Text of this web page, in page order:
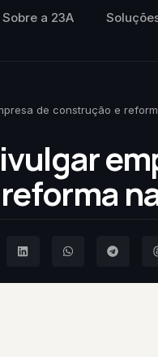
Sobre a 23A
de construção e